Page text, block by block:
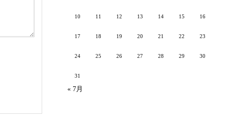
10 11 12 13 14 15 16
17 18 19 20 21 22 23
24 25 26 27 28 29 30
31
« 7月